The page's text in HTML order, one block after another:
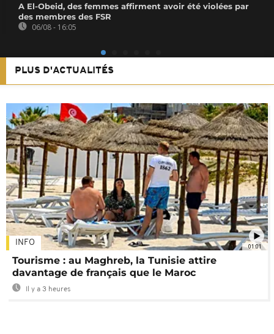
A El-Obeid, des femmes affirment avoir été violées par
des membres des FSR
06/08 - 16:05
PLUS D'ACTUALITÉS
01:01
INFO
Tourisme : au Maghreb, la Tunisie attire
davantage de français que le Maroc
Il y a 3 heures